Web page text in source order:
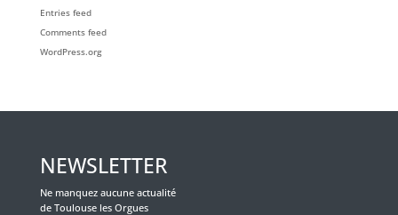
Entries feed
Comments feed
WordPress.org
NEWSLETTER
Ne manquez aucune actualité
de Toulouse les Orgues